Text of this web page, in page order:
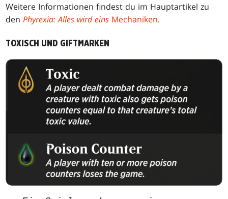
Weitere Informationen findest du im Hauptartikel zu
denPhyrexia: Alles wird eins Mechaniken.
TOXISCH UND GIFTMARKEN